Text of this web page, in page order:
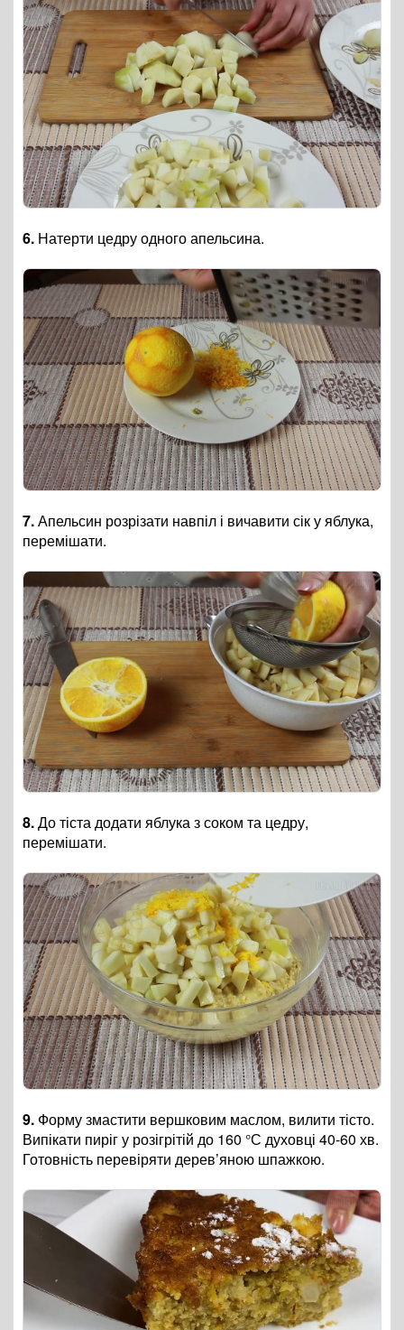
6. Натерти цедру одного апельсина.
7.Апельсин розрізати навпіл і вичавити сік у яблука,
перемішати.
8.До тіста додати яблука з соком та цедру,
перемішати.
9. Форму змастити вершковим маслом, вилити тісто.
Випікати пиріг у розігрітій до 160 °С духовці 40-60 хв.
Готовність перевіряти дерев’яною шпажкою.